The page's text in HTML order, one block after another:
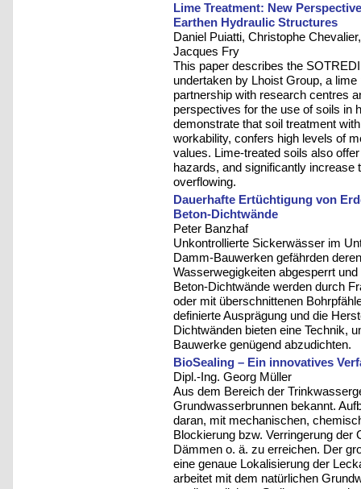
Lime Treatment: New
Earthen Hydraulic Structures
Daniel Puiatti, Christophe
Jacques Fry
This paper describes the
undertaken by Lhoist Group, a
partnership with research centres
perspectives for the use of soils in
demonstrate that soil treatment
workability, confers high levels of
values. Lime-treated soils also
hazards, and significantly increase
overflowing.
Dauerhafte Ertüchtigung von
Beton-Dichtwände
Peter Banzhaf
Unkontrollierte Sickerwässer im
Damm-Bauwerken gefährden
Wasserwegigkeiten abgesperrt
Beton-Dichtwände werden durch
oder mit überschnittenen
definierte Ausprägung und die
Dichtwänden bieten eine Technik,
Bauwerke genügend abzudichten.
BioSealing – Ein innovatives
Dipl.-Ing. Georg Müller
Aus dem Bereich der
Grundwasserbrunnen bekannt.
daran, mit mechanischen,
Blockierung bzw. Verringerung
Dämmen o. ä. zu erreichen. Der
eine genaue Lokalisierung der
arbeitet mit dem natürlichen